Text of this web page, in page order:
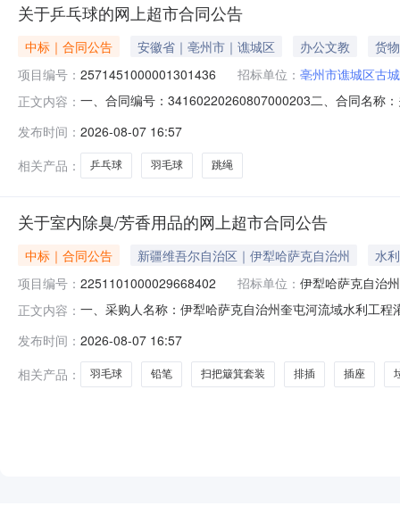
关于乒乓球的网上超市合同公告
中标｜合同公告 安徽省｜亳州市｜谯城区 办公文教
货物
项目编号： 2571451000001301436 招标单位： 亳州市谯城区古
正文内容： 一、合同编号：34160220260807000203二、合同名称
地址：安徽省亳州市谯城区亳州市谯城区双沟镇联系方
发布时间： 2026-08-07 16:57
相关产品：
乒乓球 羽毛球 跳绳
关于室内除臭/芳香用品的网上超市合同公告
中标｜合同公告 新疆维吾尔自治区｜伊犁哈萨克自治州
水
项目编号： 2251101000029668402 招标单位： 伊犁哈萨克自治
正文内容： 一、采购人名称：伊犁哈萨克自治州奎屯河流域水利工
雾300ml室内除臭/芳香用品软饮料爱家/aijia空气清新剂
发布时间： 2026-08-07 16:57
相关产品：
羽毛球 铅笔 扫把簸箕套装 排插 插座